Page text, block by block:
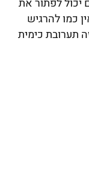
יכול לפתור את
כמו להרגיש
תערובת כימית